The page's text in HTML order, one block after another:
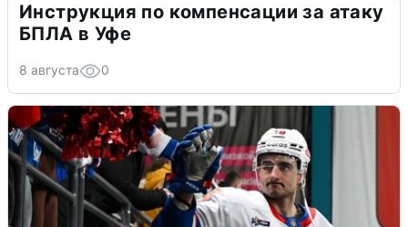
Инструкция по компенсации за атаку
БПЛА в Уфе
8 августа 0